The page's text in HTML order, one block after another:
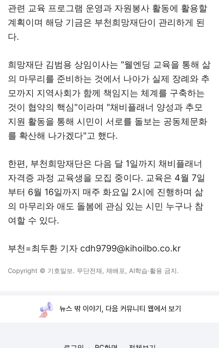
관련 교육 프로그램 운영과 자원봉사 활동에 활용할
계획이며 해당 기금은 부천희망재단이 관리하게 된
다.
희망재단 김범용 상임이사는 "웰엔딩 교육을 통해 삶
의 마무리를 준비하는 것에서 나아가 실제 장례와 추
모까지 지역사회가 함께 책임지는 체계를 구축하는
것이 협약의 핵심"이라며 "채비플래너 양성과 추모
지원 활동을 통해 시민이 서로를 돌보는 공동체문화
를 확산해 나가겠다"고 했다.
한편, 부천희망재단은 다음 달 1일까지 채비플래너
자격증 과정 교육생을 모집 중이다. 교육은 4월 7일
부터 6월 16일까지 매주 화요일 2시에 진행하며 삶
의 마무리와 애도 돌봄에 관심 있는 시민 누구나 참
여할 수 있다.
부천=최두환 기자 cdh9799@kihoilbo.co.kr
Copyright © 기호일보. 무단전재, 재배포, AI학습·활용 금지.
뉴스 밖 이야기, 다음 커뮤니티 웹에서 보기